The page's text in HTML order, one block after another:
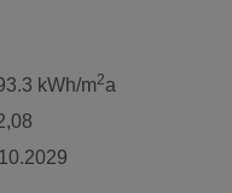
kWh/m2a